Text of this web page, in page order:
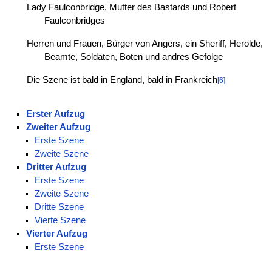
Lady Faulconbridge, Mutter des Bastards und Robert
Faulconbridges
Herren und Frauen, Bürger von Angers, ein Sheriff, Herolde,
Beamte, Soldaten, Boten und andres Gefolge
Die Szene ist bald in England, bald in Frankreich[6]
Erster Aufzug
Zweiter Aufzug
Erste Szene
Zweite Szene
Dritter Aufzug
Erste Szene
Zweite Szene
Dritte Szene
Vierte Szene
Vierter Aufzug
Erste Szene